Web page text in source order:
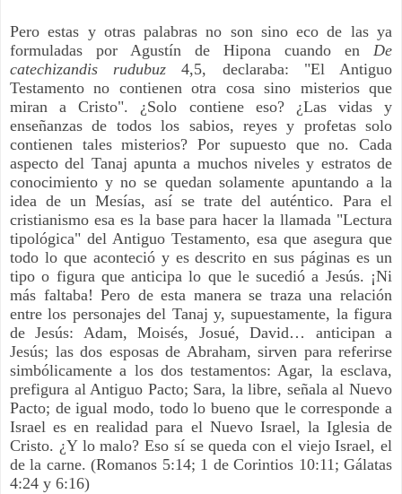
Pero estas y otras palabras no son sino eco de las ya
formuladas por Agustín de Hipona cuando en De
catechizandis rudubuz 4,5, declaraba: "El Antiguo
Testamento no contienen otra cosa sino misterios que
miran a Cristo". ¿Solo contiene eso? ¿Las vidas y
enseñanzas de todos los sabios, reyes y profetas solo
contienen tales misterios? Por supuesto que no. Cada
aspecto del Tanaj apunta a muchos niveles y estratos de
conocimiento y no se quedan solamente apuntando a la
idea de un Mesías, así se trate del auténtico. Para el
cristianismo esa es la base para hacer la llamada "Lectura
tipológica" del Antiguo Testamento, esa que asegura que
todo lo que aconteció y es descrito en sus páginas es un
tipo o figura que anticipa lo que le sucedió a Jesús. ¡Ni
más faltaba! Pero de esta manera se traza una relación
entre los personajes del Tanaj y, supuestamente, la figura
de Jesús: Adam, Moisés, Josué, David… anticipan a
Jesús; las dos esposas de Abraham, sirven para referirse
simbólicamente a los dos testamentos: Agar, la esclava,
prefigura al Antiguo Pacto; Sara, la libre, señala al Nuevo
Pacto; de igual modo, todo lo bueno que le corresponde a
Israel es en realidad para el Nuevo Israel, la Iglesia de
Cristo. ¿Y lo malo? Eso sí se queda con el viejo Israel, el
de la carne. (Romanos 5:14; 1 de Corintios 10:11; Gálatas
4:24 y 6:16)